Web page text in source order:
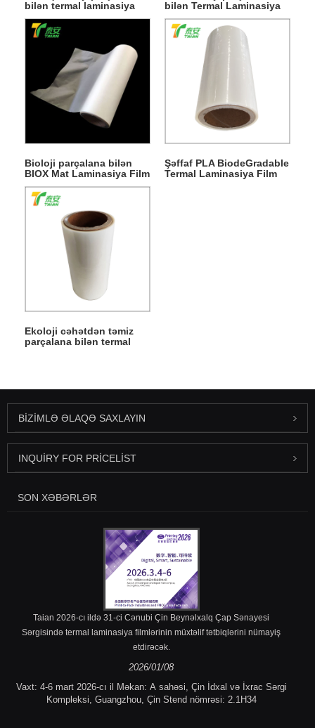
bilən termal laminasiya
filmi
bilən Termal Laminasiya
Filmi
Bioloji parçalana bilən
BIOX Mat Laminasiya Film
Aralığı
Şəffaf PLA BiodeGradable
Termal Laminasiya Film
Ekoloji cəhətdən təmiz
parçalana bilən termal
BIZIMLƏ ƏLAQƏ SAXLAYIN
INQUIRY FOR PRICELIST
SON XƏBƏRLƏR
Taian 2026-cı ildə 31-ci Cənubi Çin Beynəlxalq Çap Sənayesi
Sərgisində termal laminasiya filmlərinin müxtəlif tətbiqlərini nümayiş
etdirəcək.
2026/01/08
Vaxt: 4-6 mart 2026-cı il Məkan: A sahəsi, Çin İdxal və İxrac Sərgi
Kompleksi, Guangzhou, Çin Stend nömrəsi: 2.1H34